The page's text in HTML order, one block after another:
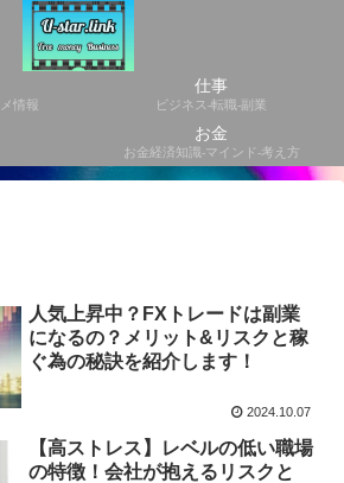
情報
仕事
ビジネス-転職-副業
お金
お金経済知識-マインド-考え方
人気上昇中？FXトレードは副業
になるの？メリット&リスクと稼
ぐ為の秘訣を紹介します！
2024.10.07
【高ストレス】レベルの低い職場
の特徴！会社が抱えるリスクと